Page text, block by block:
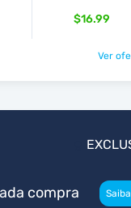
$16.99
Ver
compra